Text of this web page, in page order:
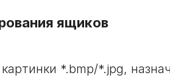
ящиков
*.bmp/*.jpg,